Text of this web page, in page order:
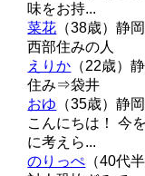
味をお持...
菜花 （38歳）静
西部住みの人
えりか （22歳）
住み⇒袋井
おゆ （35歳）静
こんにちは！ 今
に考えら...
のりっぺ （40代